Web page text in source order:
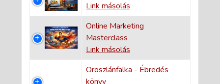
Link másolás
Online Marketing
Masterclass
Link másolás
Oroszlánfalka - Ébredés
könyv